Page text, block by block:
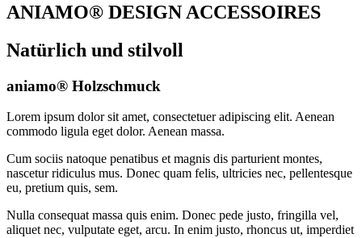
ANIAMO® DESIGN ACCESSOIRES
Natürlich und stilvoll
aniamo® Holzschmuck
Lorem ipsum dolor sit amet, consectetuer adipiscing elit. Aenean
commodo ligula eget dolor. Aenean massa.
Cum sociis natoque penatibus et magnis dis parturient montes,
nascetur ridiculus mus. Donec quam felis, ultricies nec, pellentesque
eu, pretium quis, sem.
Nulla consequat massa quis enim. Donec pede justo, fringilla vel,
aliquet nec, vulputate eget, arcu. In enim justo, rhoncus ut, imperdiet